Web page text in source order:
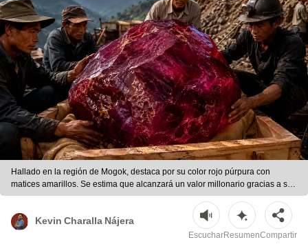
Hallado en la región de Mogok, destaca por su color rojo púrpura con
matices amarillos. Se estima que alcanzará un valor millonario gracias a su
pureza y calidad cromática. | Foto: Dall E 3
Kevin Charalla Nájera
EscucharResumenCompartir